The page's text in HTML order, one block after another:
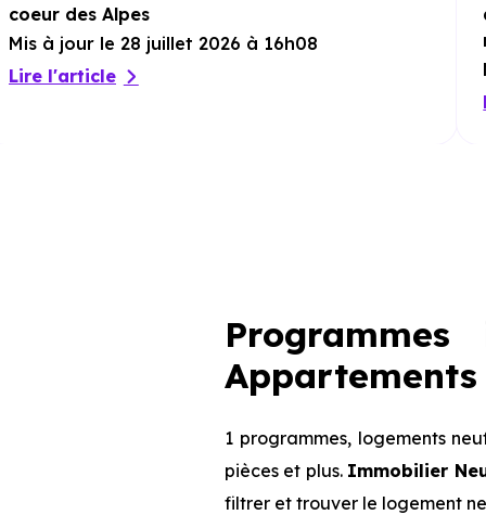
coeur des Alpes
Mis à jour le 28 juillet 2026 à 16h08
Lire l'article
Appartements
1 programmes, logements
pièces et plus. Immobilier
filtrer et trouver le logement